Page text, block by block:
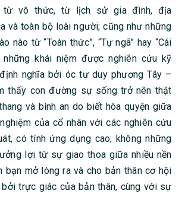
từ vô thức, từ lịch sử gia đình, địa
và toàn bộ loài người; cũng như những
nào từ “Toàn thức”, “Tự ngã” hay “Cái
khái niệm được nghiên cứu kỹ
nghĩa bởi óc tư duy phương Tây –
thấy con đường sự sống trở nên thật
và bình an do biết hòa quyện giữa
của cổ nhân với các nghiên cứu
có tính ứng dụng cao; không những
lợi từ sự giao thoa giữa nhiều nền
bạn mở lòng ra và cho bản thân cơ hội
trực giác của bản thân, cùng với sự